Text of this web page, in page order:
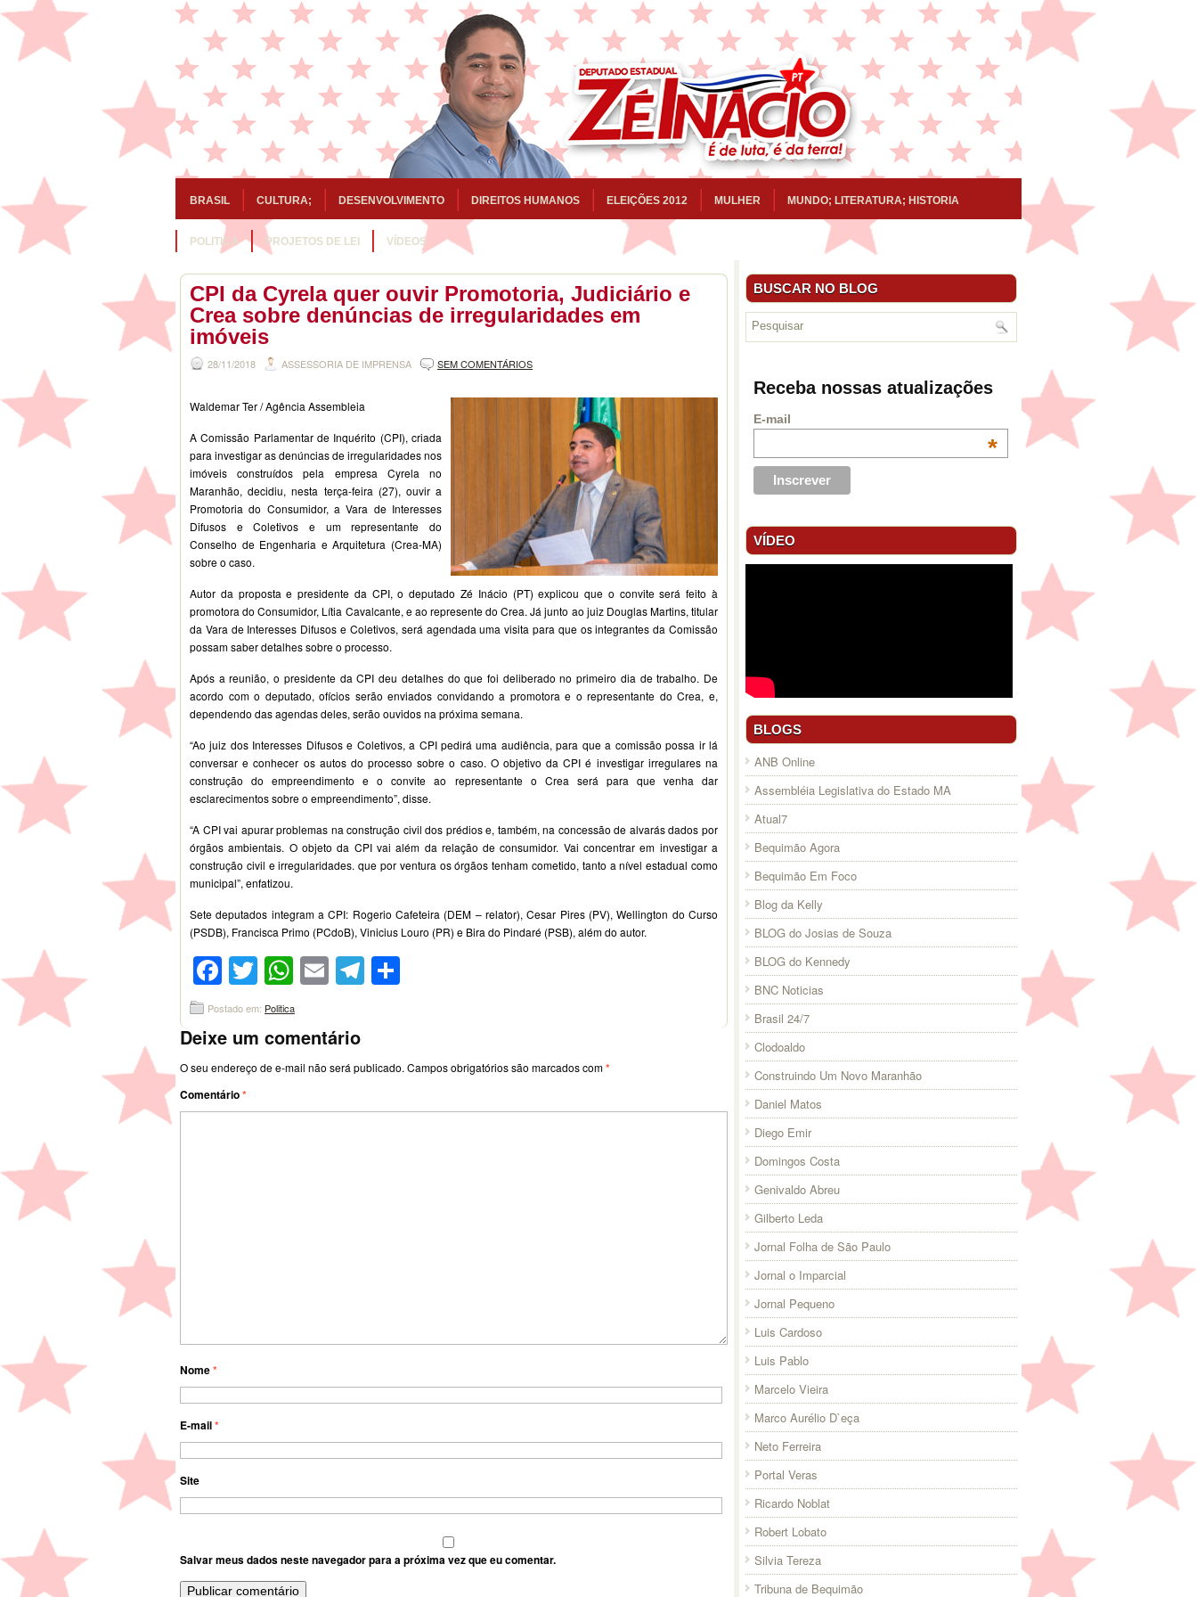
BRASIL CULTURA; DESENVOLVIMENTO DIREITOS HUMANOS ELEIÇÕES 2012 MULHER MUNDO; LITERATURA; HISTORIA
POLITICA PROJETOS DE LEI VÍDEOS
CPI da Cyrela quer ouvir Promotoria, Judiciário e
Crea sobre denúncias de irregularidades em
imóveis
28/11/2018 ASSESSORIA DE IMPRENSA SEM COMENTÁRIOS
Waldemar Ter / Agência Assembleia
A Comissão Parlamentar de Inquérito (CPI), criada
para investigar as denúncias de irregularidades nos
imóveis construídos pela empresa Cyrela no
Maranhão, decidiu, nesta terça-feira (27), ouvir a
Promotoria do Consumidor, a Vara de Interesses
Difusos e Coletivos e um representante do
Conselho de Engenharia e Arquitetura (Crea-MA)
sobre o caso.
Autor da proposta e presidente da CPI, o deputado Zé Inácio (PT) explicou que o convite será feito à
promotora do Consumidor, Lítia Cavalcante, e ao represente do Crea. Já junto ao juiz Douglas Martins, titular
da Vara de Interesses Difusos e Coletivos, será agendada uma visita para que os integrantes da Comissão
possam saber detalhes sobre o processo.
Após a reunião, o presidente da CPI deu detalhes do que foi deliberado no primeiro dia de trabalho. De
acordo com o deputado, ofícios serão enviados convidando a promotora e o representante do Crea, e,
dependendo das agendas deles, serão ouvidos na próxima semana.
“Ao juiz dos Interesses Difusos e Coletivos, a CPI pedirá uma audiência, para que a comissão possa ir lá
conversar e conhecer os autos do processo sobre o caso. O objetivo da CPI é investigar irregulares na
construção do empreendimento e o convite ao representante o Crea será para que venha dar
esclarecimentos sobre o empreendimento”, disse.
“A CPI vai apurar problemas na construção civil dos prédios e, também, na concessão de alvarás dados por
órgãos ambientais. O objeto da CPI vai além da relação de consumidor. Vai concentrar em investigar a
construção civil e irregularidades. que por ventura os órgãos tenham cometido, tanto a nível estadual como
municipal”, enfatizou.
Sete deputados integram a CPI: Rogerio Cafeteira (DEM – relator), Cesar Pires (PV), Wellington do Curso
(PSDB), Francisca Primo (PCdoB), Vinicius Louro (PR) e Bira do Pindaré (PSB), além do autor.
Facebook
Twitter
WhatsApp
EmailTelegram
Postado em: Politica
Deixe um comentário
O seu endereço de e-mail não será publicado. Campos obrigatórios são marcados com*
Comentário*
Nome*
E-mail*
Site
Salvar meus dados neste navegador para a próxima vez que eu comentar.
BUSCAR NO BLOG
Receba nossas atualizações
E-mail
*
VÍDEO
BLOGS
ANB Online
Assembléia Legislativa do Estado MA
Atual7
Bequimão Agora
Bequimão Em Foco
Blog da Kelly
BLOG do Josias de Souza
BLOG do Kennedy
BNC Noticias
Brasil 24/7
Clodoaldo
Construindo Um Novo Maranhão
Daniel Matos
Diego Emir
Domingos Costa
Genivaldo Abreu
Gilberto Leda
Jornal Folha de São Paulo
Jornal o Imparcial
Jornal Pequeno
Luis Cardoso
Luis Pablo
Marcelo Vieira
Marco Aurélio D`eça
Neto Ferreira
Portal Veras
Ricardo Noblat
Robert Lobato
Silvia Tereza
Tribuna de Bequimão